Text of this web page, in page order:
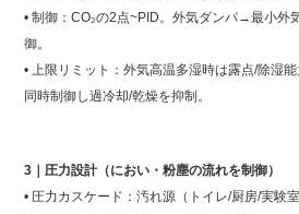
• 制御：CO₂の2点~PID。外気ダンパ→最小外
御。
• 上限リミット：外気高温多湿時は露点/除湿
同時制御し過冷却/乾燥を抑制。
3｜圧力設計（におい・粉塵の流れを制御）
• 圧力カスケード：汚れ源（トイレ/厨房/実験